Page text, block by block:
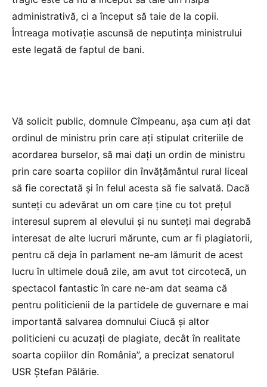
administrativă, ci a început să taie de la copii.
Întreaga motivație ascunsă de neputința ministrului
este legată de faptul de bani.
Vă solicit public, domnule Cîmpeanu, așa cum ați dat
ordinul de ministru prin care ați stipulat criteriile de
acordarea burselor, să mai dați un ordin de ministru
prin care soarta copiilor din învățământul rural liceal
să fie corectată și în felul acesta să fie salvată. Dacă
sunteți cu adevărat un om care ține cu tot prețul
interesul suprem al elevului și nu sunteți mai degrabă
interesat de alte lucruri mărunte, cum ar fi plagiatorii,
pentru că deja în parlament ne-am lămurit de acest
lucru în ultimele două zile, am avut tot circotecă, un
spectacol fantastic în care ne-am dat seama că
pentru politicienii de la partidele de guvernare e mai
importantă salvarea domnului Ciucă și altor
politicieni cu acuzați de plagiate, decât în realitate
soarta copiilor din România”, a precizat senatorul
USR Ștefan Pălărie.